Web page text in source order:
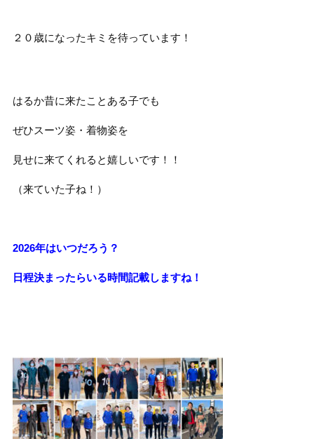
２０歳になったキミを待っています！
はるか昔に来たことある子でも
ぜひスーツ姿・着物姿を
見せに来てくれると嬉しいです！！
（来ていた子ね！）
2026年はいつだろう？
日程決まったらいる時間記載しますね！